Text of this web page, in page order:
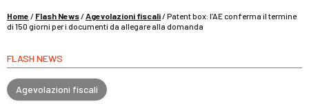
Home / Flash News/Agevolazioni fiscali/Patent box: l’AE conferma il termine
di 150 giorni per i documenti da allegare alla domanda
FLASH NEWS
Agevolazioni fiscali